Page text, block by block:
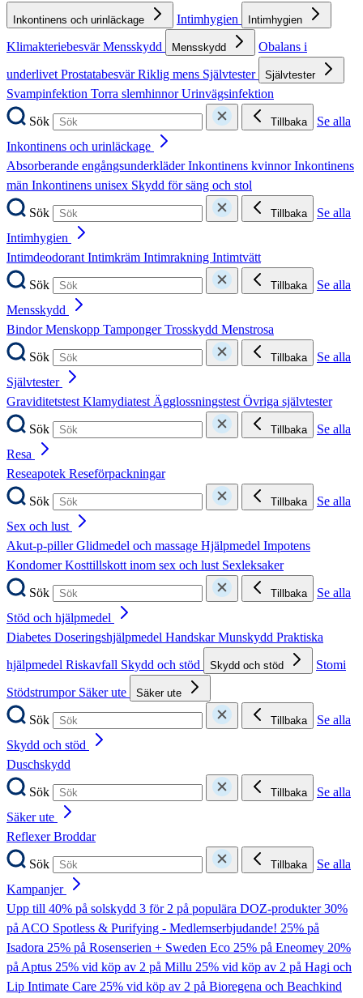
Inkontinens och urinläckage Intimhygien Intimhygien
KlimakteriebesvärMensskydd Mensskydd
Obalans i
underlivetProstatabesvärRiklig mens Självtester Självtester
Svampinfektion Torra slemhinnorUrinvägsinfektion
Sök
Tillbaka
Se alla
Inkontinens och urinläckage
Absorberande engångsunderkläderInkontinens kvinnorInkontinens
män Inkontinens unisex Skydd för säng och stol
Sök
Tillbaka
Se alla
Intimhygien
IntimdeodorantIntimkräm Intimrakning Intimtvätt
Sök
Tillbaka
Se alla
Mensskydd
BindorMenskopp TampongerTrosskydd Menstrosa
Sök
Tillbaka
Se alla
Självtester
GraviditetstestKlamydiatestÄgglossningstestÖvriga självtester
Sök
Tillbaka
Se alla
Resa
Reseapotek Reseförpackningar
Sök
Tillbaka
Se alla
Sex och lust
Akut-p-pillerGlidmedel och massage Hjälpmedel Impotens
KondomerKosttillskott inom sex och lust Sexleksaker
Sök
Tillbaka
Se alla
Stöd och hjälpmedel
Diabetes Doseringshjälpmedel HandskarMunskydd Praktiska
hjälpmedel Riskavfall Skydd och stöd Skydd och stöd
Stomi
Stödstrumpor Säker ute Säker ute
Sök Tillbaka
Se alla
Skydd och stöd
Duschskydd
Sök
Tillbaka
Se alla
Säker ute
ReflexerBroddar
Sök
Tillbaka
Se alla
Kampanjer
Upp till 40% på solskydd 3 för 2 på populära DOZ-produkter30%
på ACO Spotless & Purifying - Medlemserbjudande! 25% på
Isadora 25% på Rosenserien + Sweden Eco 25% på Eneomey 20%
på Aptus 25% vid köp av 2 på Millu 25% vid köp av 2 på Hagi och
Lip Intimate Care 25% vid köp av 2 på Bioregena och Beachkind